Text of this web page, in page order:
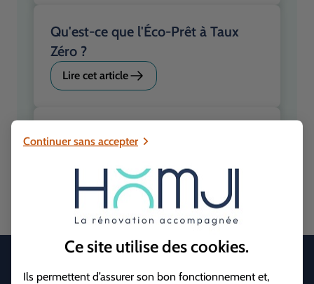
Qu'est-ce que l'Éco-Prêt à Taux
Zéro ?
Lire cet article
Pourquoi privilégier la rénovation
énergétique globale ?
Lire cet article
Continuer sans accepter
Ce site utilise descookies.
Ils permettent d’assurer son bon fonctionnement et,